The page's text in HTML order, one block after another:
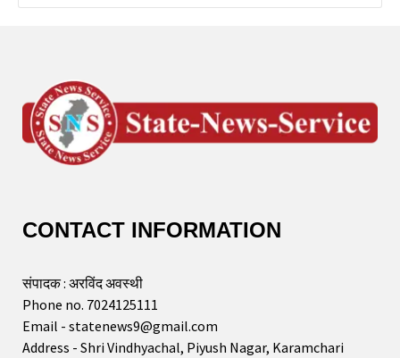
CONTACT INFORMATION
संपादक : अरविंद अवस्थी
Phone no. 7024125111
Email - statenews9@gmail.com
Address - Shri Vindhyachal, Piyush Nagar, Karamchari